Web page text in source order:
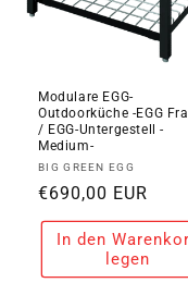
Modulare EGG-
Outdoorküche -EGG
/ EGG-Untergestell -
Medium-
Anbieter:
BIG GREEN EGG
Normaler
Preis
€690,00 EUR
In den
legen